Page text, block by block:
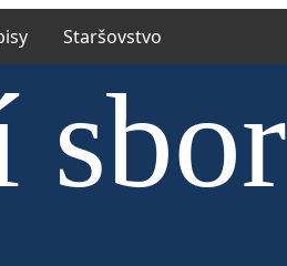
Staršovstvo
sbor